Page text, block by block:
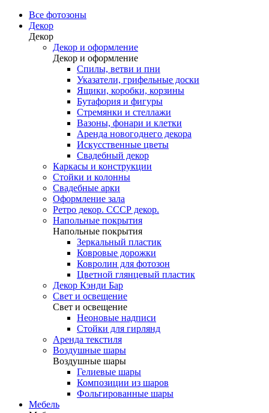
Все фотозоны
Декор
Декор
Декор и оформление
Декор и оформление
Спилы, ветви и пни
Указатели, грифельные доски
Ящики, коробки, корзины
Бутафория и фигуры
Стремянки и стеллажи
Вазоны, фонари и клетки
Аренда новогоднего декора
Искусственные цветы
Свадебный декор
Каркасы и конструкции
Стойки и колонны
Свадебные арки
Оформление зала
Ретро декор. СССР декор.
Напольные покрытия
Напольные покрытия
Зеркальный пластик
Ковровые дорожки
Ковролин для фотозон
Цветной глянцевый пластик
Декор Кэнди Бар
Свет и освещение
Свет и освещение
Неоновые надписи
Стойки для гирлянд
Аренда текстиля
Воздушные шары
Воздушные шары
Гелиевые шары
Композиции из шаров
Фольгированные шары
Мебель